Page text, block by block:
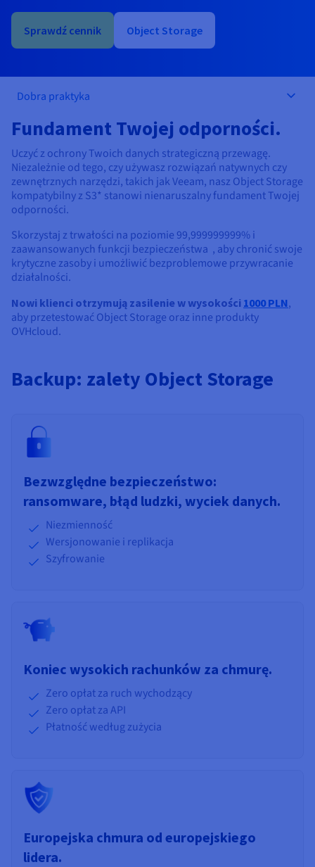
Cennik
Dostępność według regionów
Dokumentacja
Monitorowanie
Roadmap & Changelog
Roadmap & Changelog
Roadmap & Changelog
Sprawdź cennik Object Storage
Dobra praktyka
Fundament Twojej odporności.
Uczyć z ochrony Twoich danych strategiczną przewagę.
Niezależnie od tego, czy używasz rozwiązań natywnych czy
zewnętrznych narzędzi, takich jak Veeam, nasz Object Storage
kompatybilny z S3* stanowi nienaruszalny fundament Twojej
odporności.
Skorzystaj z trwałości na poziomie 99,999999999% i
zaawansowanych funkcji bezpieczeństwa , aby chronić swoje
krytyczne zasoby i umożliwić bezproblemowe przywracanie
działalności.
Nowi klienci otrzymują zasilenie w wysokości 1000 PLN,
aby przetestować Object Storage oraz inne produkty
OVHcloud.
Backup: zalety Object Storage
Bezwzględne bezpieczeństwo:
ransomware, błąd ludzki, wyciek danych.
Niezmienność
Wersjonowanie i replikacja
Szyfrowanie
Koniec wysokich rachunków za chmurę.
Zero opłat za ruch wychodzący
Zero opłat za API
Płatność według zużycia
Europejska chmura od europejskiego
lidera.